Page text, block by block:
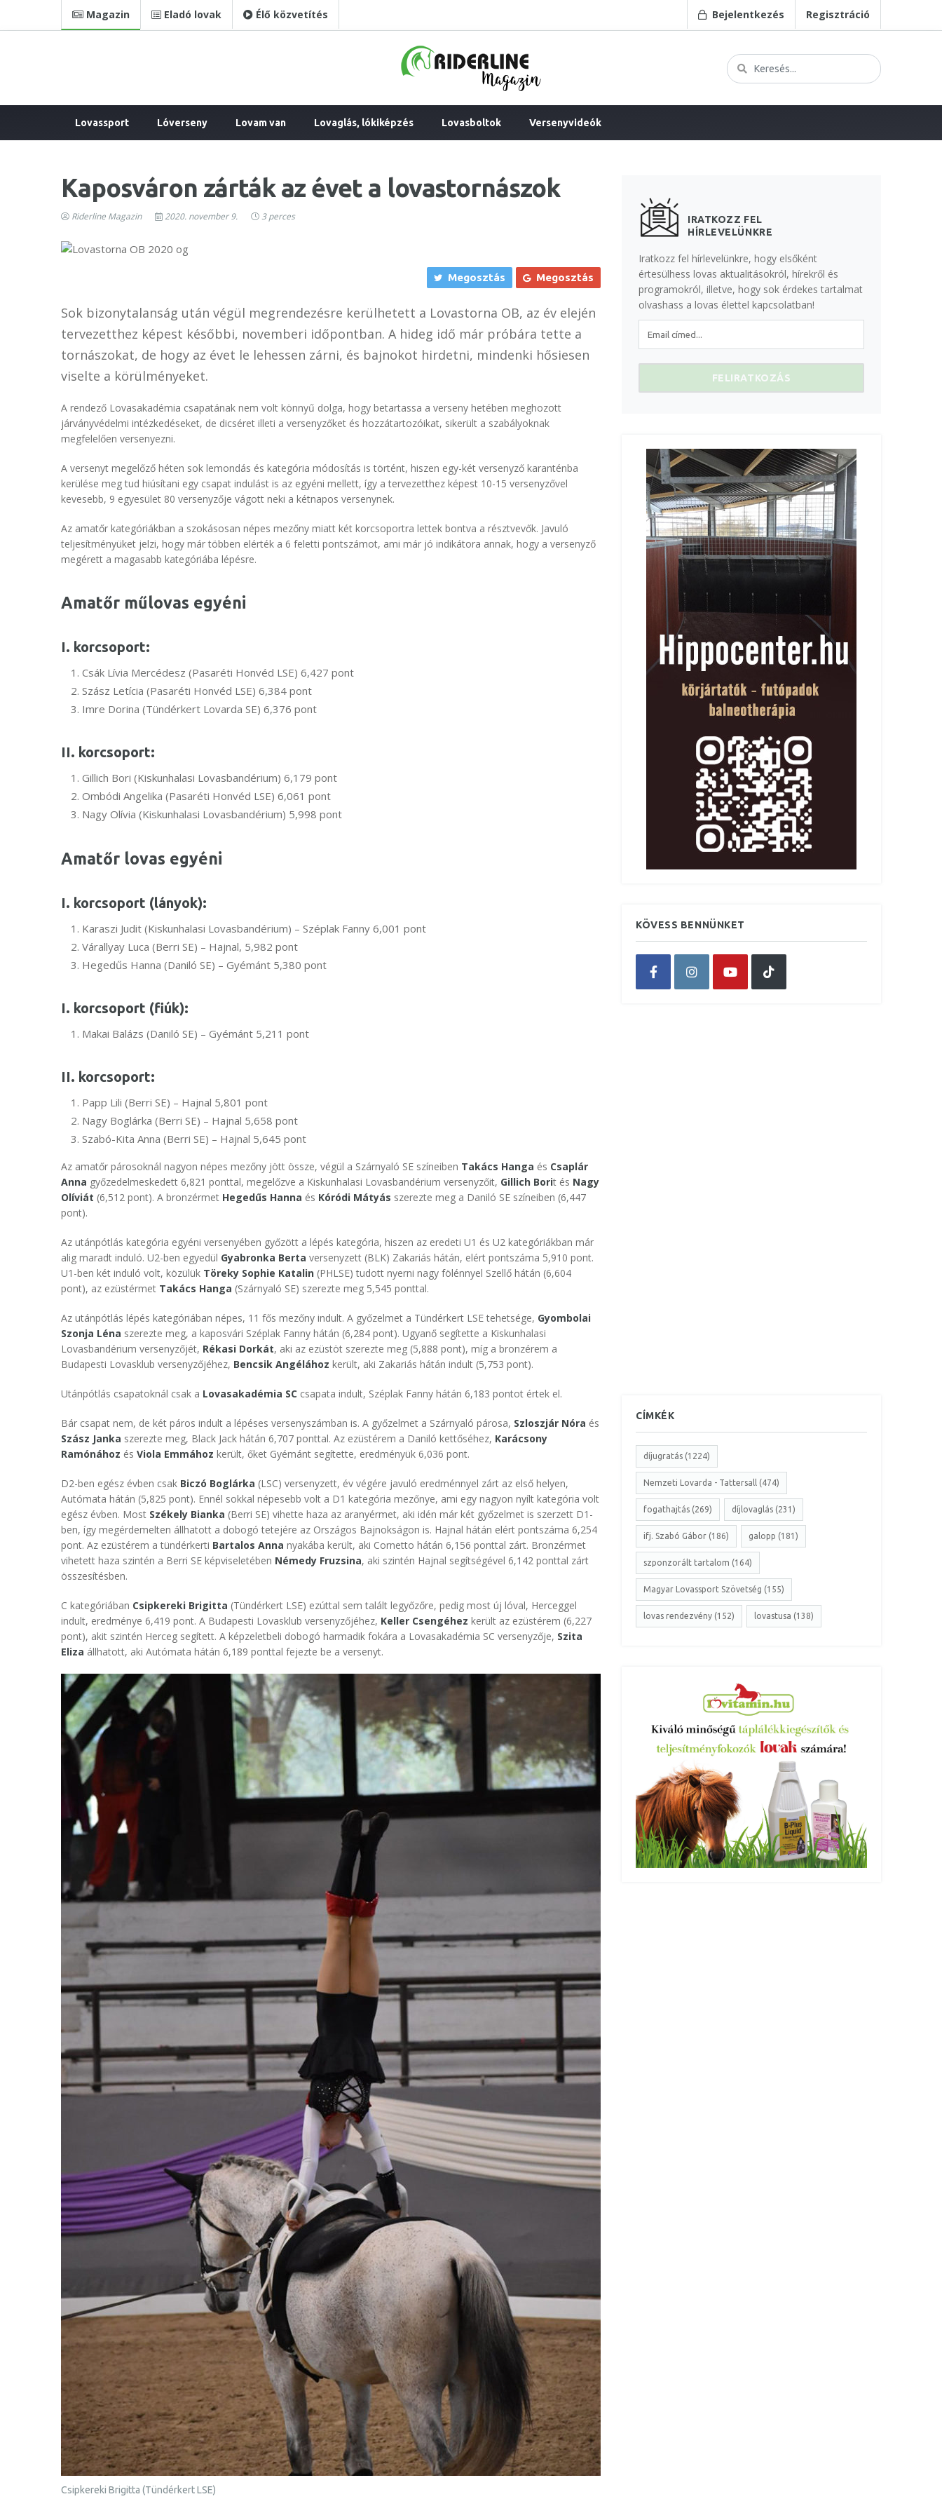
Magazin Eladó lovak Élő közvetítés Bejelentkezés Regisztráció
Lovassport Lóverseny Lovam van Lovaglás, lókiképzés Lovasboltok Versenyvideók
Kaposváron zárták az évet a lovastornászok
Riderline Magazin 2020. november 9. 3 perces
Megosztás Megosztás
Sok bizonytalanság után végül megrendezésre kerülhetett a Lovastorna OB, az év elején
tervezetthez képest későbbi, novemberi időpontban. A hideg idő már próbára tette a
tornászokat, de hogy az évet le lehessen zárni, és bajnokot hirdetni, mindenki hősiesen
viselte a körülményeket.
A rendező Lovasakadémia csapatának nem volt könnyű dolga, hogy betartassa a verseny hetében meghozott
járványvédelmi intézkedéseket, de dicséret illeti a versenyzőket és hozzátartozóikat, sikerült a szabályoknak
megfelelően versenyezni.
A versenyt megelőző héten sok lemondás és kategória módosítás is történt, hiszen egy-két versenyző karanténba
kerülése meg tud hiúsítani egy csapat indulást is az egyéni mellett, így a tervezetthez képest 10-15 versenyzővel
kevesebb, 9 egyesület 80 versenyzője vágott neki a kétnapos versenynek.
Az amatőr kategóriákban a szokásosan népes mezőny miatt két korcsoportra lettek bontva a résztvevők. Javuló
teljesítményüket jelzi, hogy már többen elérték a 6 feletti pontszámot, ami már jó indikátora annak, hogy a versenyző
megérett a magasabb kategóriába lépésre.
Amatőr műlovas egyéni
I. korcsoport:
Csák Lívia Mercédesz (Pasaréti Honvéd LSE) 6,427 pont
Szász Letícia (Pasaréti Honvéd LSE) 6,384 pont
Imre Dorina (Tündérkert Lovarda SE) 6,376 pont
II. korcsoport:
Gillich Bori (Kiskunhalasi Lovasbandérium) 6,179 pont
Ombódi Angelika (Pasaréti Honvéd LSE) 6,061 pont
Nagy Olívia (Kiskunhalasi Lovasbandérium) 5,998 pont
Amatőr lovas egyéni
I. korcsoport (lányok):
Karaszi Judit (Kiskunhalasi Lovasbandérium) – Széplak Fanny 6,001 pont
Várallyay Luca (Berri SE) – Hajnal, 5,982 pont
Hegedűs Hanna (Daniló SE) – Gyémánt 5,380 pont
I. korcsoport (fiúk):
Makai Balázs (Daniló SE) – Gyémánt 5,211 pont
II. korcsoport:
Papp Lili (Berri SE) – Hajnal 5,801 pont
Nagy Boglárka (Berri SE) – Hajnal 5,658 pont
Szabó-Kita Anna (Berri SE) – Hajnal 5,645 pont
Az amatőr párosoknál nagyon népes mezőny jött össze, végül a Szárnyaló SE színeiben Takács Hanga és Csaplár
Anna győzedelmeskedett 6,821 ponttal, megelőzve a Kiskunhalasi Lovasbandérium versenyzőit, Gillich Borit és Nagy
Olíviát (6,512 pont). A bronzérmet Hegedűs Hanna és Kóródi Mátyás szerezte meg a Daniló SE színeiben (6,447
pont).
Az utánpótlás kategória egyéni versenyében győzött a lépés kategória, hiszen az eredeti U1 és U2 kategóriákban már
alig maradt induló. U2-ben egyedül Gyabronka Berta versenyzett (BLK) Zakariás hátán, elért pontszáma 5,910 pont.
U1-ben két induló volt, közülük Töreky Sophie Katalin (PHLSE) tudott nyerni nagy fölénnyel Szellő hátán (6,604
pont), az ezüstérmet Takács Hanga (Szárnyaló SE) szerezte meg 5,545 ponttal.
Az utánpótlás lépés kategóriában népes, 11 fős mezőny indult. A győzelmet a Tündérkert LSE tehetsége, Gyombolai
Szonja Léna szerezte meg, a kaposvári Széplak Fanny hátán (6,284 pont). Ugyanő segítette a Kiskunhalasi
Lovasbandérium versenyzőjét, Rékasi Dorkát, aki az ezüstöt szerezte meg (5,888 pont), míg a bronzérem a
Budapesti Lovasklub versenyzőjéhez, Bencsik Angélához került, aki Zakariás hátán indult (5,753 pont).
Utánpótlás csapatoknál csak a Lovasakadémia SC csapata indult, Széplak Fanny hátán 6,183 pontot értek el.
Bár csapat nem, de két páros indult a lépéses versenyszámban is. A győzelmet a Szárnyaló párosa, Szloszjár Nóra és
Szász Janka szerezte meg, Black Jack hátán 6,707 ponttal. Az ezüstérem a Daniló kettőséhez, Karácsony
Ramónához és Viola Emmához került, őket Gyémánt segítette, eredményük 6,036 pont.
D2-ben egész évben csak Biczó Boglárka (LSC) versenyzett, év végére javuló eredménnyel zárt az első helyen,
Autómata hátán (5,825 pont). Ennél sokkal népesebb volt a D1 kategória mezőnye, ami egy nagyon nyílt kategória volt
egész évben. Most Székely Bianka (Berri SE) vihette haza az aranyérmet, aki idén már két győzelmet is szerzett D1-
ben, így megérdemelten állhatott a dobogó tetejére az Országos Bajnokságon is. Hajnal hátán elért pontszáma 6,254
pont. Az ezüstérem a tündérkerti Bartalos Anna nyakába került, aki Cornetto hátán 6,156 ponttal zárt. Bronzérmet
vihetett haza szintén a Berri SE képviseletében Némedy Fruzsina, aki szintén Hajnal segítségével 6,142 ponttal zárt
összesítésben.
C kategóriában Csipkereki Brigitta (Tündérkert LSE) ezúttal sem talált legyőzőre, pedig most új lóval, Herceggel
indult, eredménye 6,419 pont. A Budapesti Lovasklub versenyzőjéhez, Keller Csengéhez került az ezüstérem (6,227
pont), akit szintén Herceg segített. A képzeletbeli dobogó harmadik fokára a Lovasakadémia SC versenyzője, Szita
Eliza állhatott, aki Autómata hátán 6,189 ponttal fejezte be a versenyt.
Csipkereki Brigitta (Tündérkert LSE)
IRATKOZZ FEL
HÍRLEVELÜNKRE
Iratkozz fel hírlevelünkre, hogy elsőként
értesülhess lovas aktualitásokról, hírekről és
programokról, illetve, hogy sok érdekes tartalmat
olvashass a lovas élettel kapcsolatban!
KÖVESS BENNÜNKET
CÍMKÉK
díjugratás (1224)
Nemzeti Lovarda - Tattersall (474)
fogathajtás (269) díjlovaglás (231)
ifj. Szabó Gábor (186) galopp (181)
szponzorált tartalom (164)
Magyar Lovassport Szövetség (155)
lovas rendezvény (152) lovastusa (138)